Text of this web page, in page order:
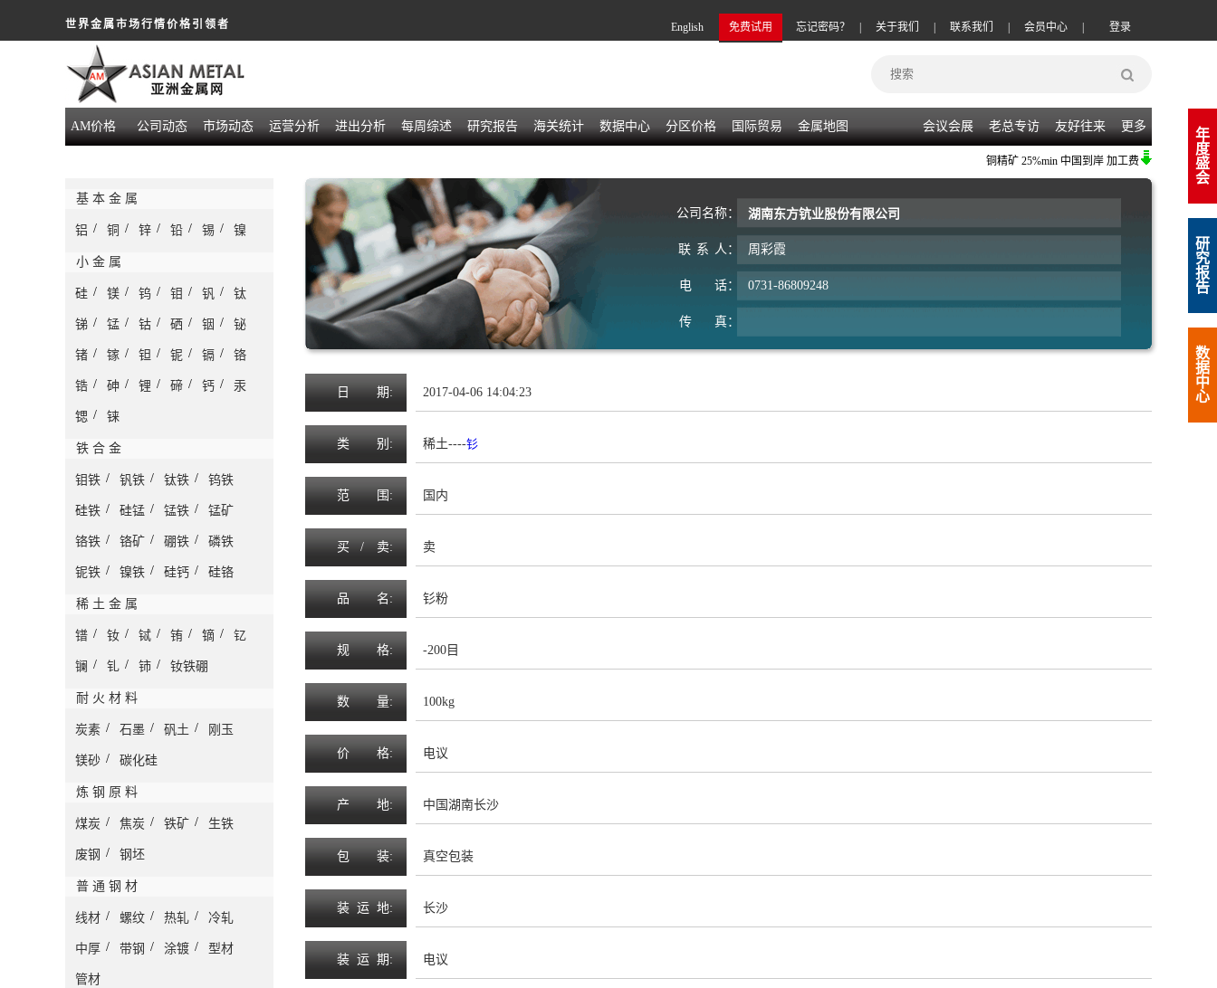
世界金属市场行情价格引领者 登录
会员中心
联系我们
关于我们
忘记密码？
免费试用
English
AM价格 公司动态 市场动态 运营分析 进出分析 每周综述 研究报告 海关统计 数据中心 分区价格 国际贸易 金属地图 会议会展 老总专访 友好往来 更多
铜精矿 25%min 中国到岸 加工费 (-20) |
基 本 金 属
铝 / 铜 / 锌 / 铅 / 锡 / 镍
小 金 属
硅 / 镁 / 钨 / 钼 / 钒 / 钛
锑 / 锰 / 钴 / 硒 / 铟 / 铋
锗 / 镓 / 钽 / 铌 / 镉 / 铬
锆 / 砷 / 锂 / 碲 / 钙 / 汞
锶 / 铼
铁 合 金
钼铁 / 钒铁 / 钛铁 / 钨铁
硅铁 / 硅锰 / 锰铁 / 锰矿
铬铁 / 铬矿 / 硼铁 / 磷铁
铌铁 / 镍铁 / 硅钙 / 硅铬
稀 土 金 属
镨 / 钕 / 铽 / 铕 / 镝 / 钇
镧 / 钆 / 铈 / 钕铁硼
耐 火 材 料
炭素 / 石墨 / 矾土 / 刚玉
镁砂 / 碳化硅
炼 钢 原 料
煤炭 / 焦炭 / 铁矿 / 生铁
废钢 / 钢坯
普 通 钢 材
线材 / 螺纹 / 热轧 / 冷轧
中厚 / 带钢 / 涂镀 / 型材
管材
公司 名称： 湖南东方钪业股份有限公司
联 系 人： 周彩霞
电 话： 0731-86809248
传 真：
日 期: 2017-04-06 14:04:23
类 别: 稀土----钐
范 围 : 国内
买 / 卖: 卖
品 名 : 钐粉
规 格: -200目
数 量: 100kg
价 格: 电议
产 地: 中国湖南长沙
包 装: 真空包装
装 运 地: 长沙
装 运 期 : 电议
年
度
盛
会
研
究
报
告
数
据
中
心